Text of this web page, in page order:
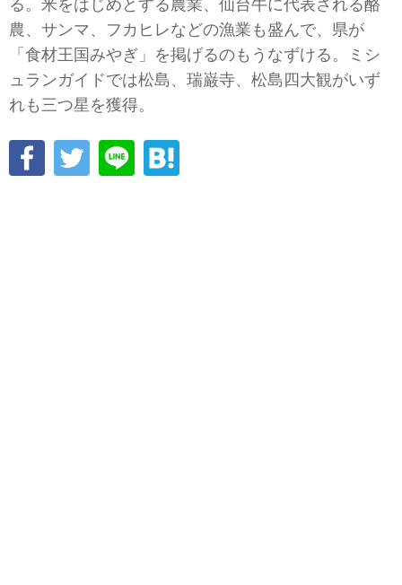
る。米をはじめとする農業、仙台牛に代表される酪
農、サンマ、フカヒレなどの漁業も盛んで、県が
「食材王国みやぎ」を掲げるのもうなずける。ミシ
ュランガイドでは松島、瑞巌寺、松島四大観がいず
れも三つ星を獲得。